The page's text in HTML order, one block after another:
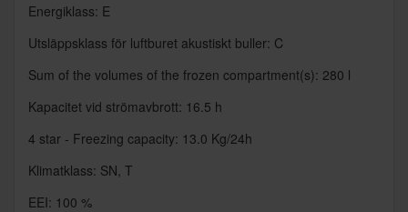
Energiklass: E
Utsläppsklass för luftburet akustiskt buller: C
Sum of the volumes of the frozen compartment(s): 280 l
Kapacitet vid strömavbrott: 16.5 h
4 star - Freezing capacity: 13.0 Kg/24h
Klimatklass: SN, T
EEI: 100 %